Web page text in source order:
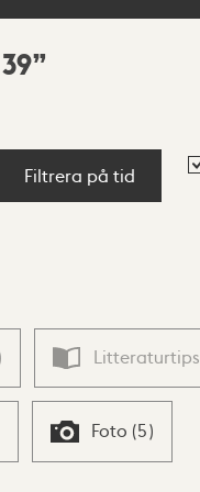
Filtrera på tid
Litteraturtips
Foto (5)